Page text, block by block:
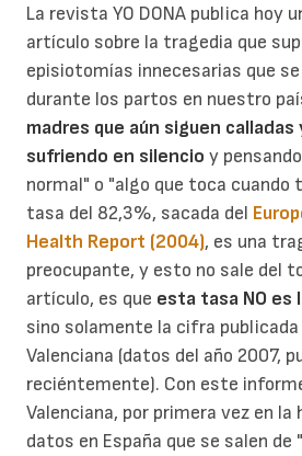
La revista YO DONA publica hoy
artículo sobre la tragedia que
episiotomías innecesarias que
durante los partos en nuestro
madres que aún siguen
sufriendo en silencio y
normal" o "algo que toca cuando
tasa del 82,3%, sacada del
Health Report (2004), es una
preocupante, y esto no sale del
artículo, es que esta tasa NO es
sino solamente la cifra publicada
Valenciana (datos del año 2007,
reciéntemente). Con este
Valenciana, por primera vez en
datos en España que se salen de